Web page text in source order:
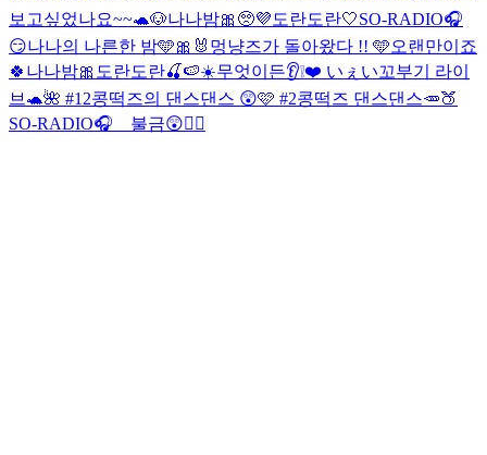
보고싶었나요~~🐢🐶나나밤🎀 🥺💜도란도란🤍SO-RADIO🎧
😏나나의 나른한 밤🩵🎀🐰 멍냥즈가 돌아왔다 !! 🩵오랜만이죠
🍀나나밤🎀 도란도란🍒🍉☀️무엇이든👂❕❤️ いぇい꼬부기 라이
브🐢🌺 #12콩떡즈의 댄스댄스 😲🩷 #2콩떡즈 댄스댄스🥕🍑
SO-RADIO🎧 불금😲❤️‍🔥